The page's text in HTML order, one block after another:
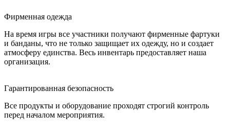
Фирменная одежда
На время игры все участники получают фирменные фартуки
и банданы, что не только защищает их одежду, но и создает
атмосферу единства. Весь инвентарь предоставляет наша
организация.
Гарантированная безопасность
Все продукты и оборудование проходят строгий контроль
перед началом мероприятия.